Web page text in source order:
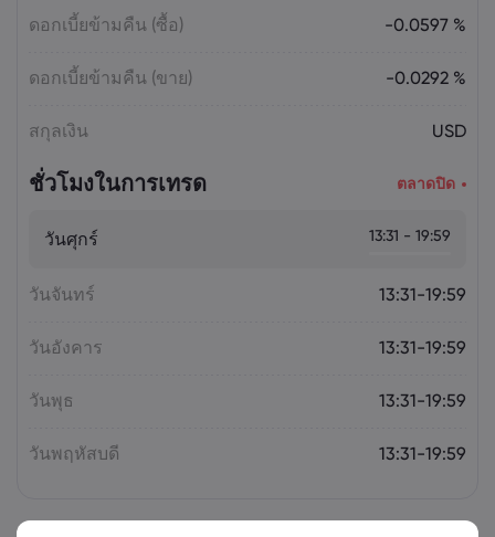
Overheating, U.S. Trade Policy Risk
ดอกเบี้ยข้ามคืน (ซื้อ) -0.0597 %
ดอกเบี้ยข้ามคืน (ขาย) -0.0292 %
สกุลเงิน USD
ชั่วโมงในการเทรด ตลาดปิด
วันศุกร์ 13:31 - 19:59
วันจันทร์ 13:31-19:59
วันอังคาร 13:31-19:59
วันพุธ 13:31-19:59
วันพฤหัสบดี 13:31-19:59